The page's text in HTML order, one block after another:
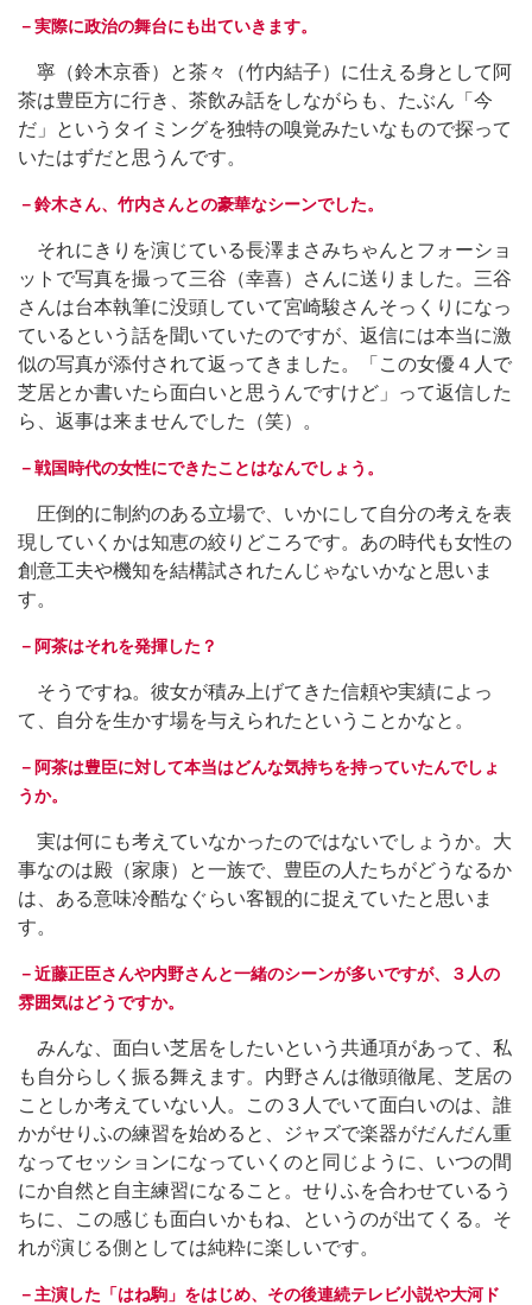
－実際に政治の舞台にも出ていきます。
寧（鈴木京香）と茶々（竹内結子）に仕える身として阿
茶は豊臣方に行き、茶飲み話をしながらも、たぶん「今
だ」というタイミングを独特の嗅覚みたいなもので探って
いたはずだと思うんです。
－鈴木さん、竹内さんとの豪華なシーンでした。
それにきりを演じている長澤まさみちゃんとフォーショ
ットで写真を撮って三谷（幸喜）さんに送りました。三谷
さんは台本執筆に没頭していて宮崎駿さんそっくりになっ
ているという話を聞いていたのですが、返信には本当に激
似の写真が添付されて返ってきました。「この女優４人で
芝居とか書いたら面白いと思うんですけど」って返信した
ら、返事は来ませんでした（笑）。
－戦国時代の女性にできたことはなんでしょう。
圧倒的に制約のある立場で、いかにして自分の考えを表
現していくかは知恵の絞りどころです。あの時代も女性の
創意工夫や機知を結構試されたんじゃないかなと思いま
す。
－阿茶はそれを発揮した？
そうですね。彼女が積み上げてきた信頼や実績によっ
て、自分を生かす場を与えられたということかなと。
－阿茶は豊臣に対して本当はどんな気持ちを持っていたんでしょ
うか。
実は何にも考えていなかったのではないでしょうか。大
事なのは殿（家康）と一族で、豊臣の人たちがどうなるか
は、ある意味冷酷なぐらい客観的に捉えていたと思いま
す。
－近藤正臣さんや内野さんと一緒のシーンが多いですが、３人の
雰囲気はどうですか。
みんな、面白い芝居をしたいという共通項があって、私
も自分らしく振る舞えます。内野さんは徹頭徹尾、芝居の
ことしか考えていない人。この３人でいて面白いのは、誰
かがせりふの練習を始めると、ジャズで楽器がだんだん重
なってセッションになっていくのと同じように、いつの間
にか自然と自主練習になること。せりふを合わせているう
ちに、この感じも面白いかもね、というのが出てくる。そ
れが演じる側としては純粋に楽しいです。
－主演した「はね駒」をはじめ、その後連続テレビ小説や大河ド